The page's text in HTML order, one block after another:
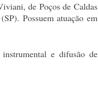
de Poços de Caldas
Possuem atuação em
e difusão de